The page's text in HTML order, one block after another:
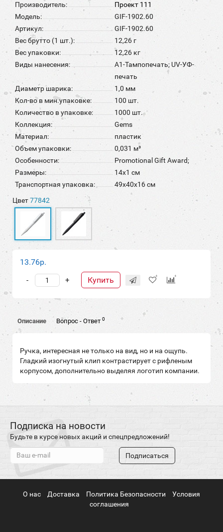
Производитель:
Проект 111
Модель:
GIF-1902.60
Артикул:
GIF-1902.60
Вес брутто (1 шт.):
12,26 г
Вес упаковки:
12,26 кг
Виды нанесения:
A1-Тампопечать; UV-УФ-
печать
Диаметр шарика:
1,0 мм
Кол-во в мин.упаковке:
100 шт.
Количество в упаковке:
1000 шт.
Коллекция:
Gems
Материал:
пластик
Объем упаковки:
0,031 м³
Особенности:
Promotional Gift Award;
Размеры:
14х1 см
Транспортная упаковка:
49x40x16 см
Цвет77842
13.76р.
+
- Купить
Описание Вопрос - Ответ 0
Ручка, интересная не только на вид, но и на ощупь.
Гладкий изогнутый клип контрастирует с рифленым
корпусом, дополнительно выделяя логотип компании.
Подписка на новости
Будьте в курсе новых акций и спецпредложений!
Подписаться
О нас Доставка Политика Безопасности
Условия
соглашения